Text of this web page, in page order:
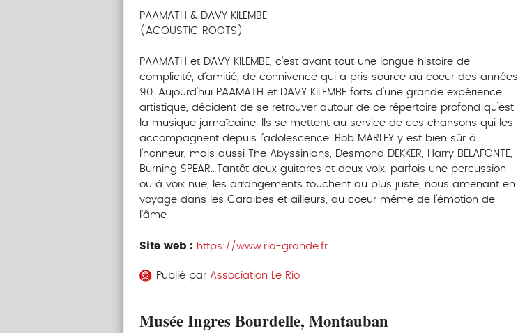
PAAMATH & DAVY KILEMBE
(ACOUSTIC ROOTS)
PAAMATH et DAVY KILEMBE, c’est avant tout une longue histoire de
complicité, d’amitié, de connivence qui a pris source au coeur des années
90. Aujourd’hui PAAMATH et DAVY KILEMBE forts d’une grande expérience
artistique, décident de se retrouver autour de ce répertoire profond qu’est
la musique jamaïcaine. Ils se mettent au service de ces chansons qui les
accompagnent depuis l’adolescence. Bob MARLEY y est bien sûr à
l’honneur, mais aussi The Abyssinians, Desmond DEKKER, Harry BELAFONTE,
Burning SPEAR…Tantôt deux guitares et deux voix, parfois une percussion
ou à voix nue, les arrangements touchent au plus juste, nous amenant en
voyage dans les Caraïbes et ailleurs, au coeur même de l’émotion de
l’âme
Site web : https://www.rio-grande.fr
Publié par Association Le Rio
Musée Ingres Bourdelle, Montauban